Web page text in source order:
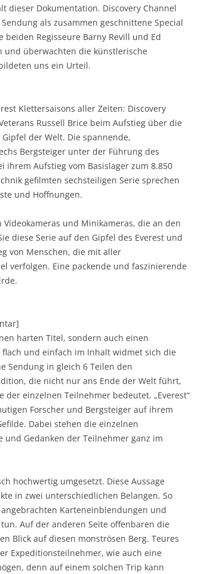
dieser Dokumentation. Discovery Channel
als zusammen geschnittene Special
beiden Regisseure Barny Revill und Ed
und überwachten die künstlerische
uns ein Urteil.
Klettersaisons aller Zeiten: Discovery
Russell Brice beim Aufstieg über die
der Welt. Die spannende,
Bergsteiger unter der Führung des
ihrem Aufstieg vom Basislager zum 8.850
gefilmten sechsteiligen Serie sprechen
und Hoffnungen.
und Minikameras, die an den
diese Serie auf den Gipfel des Everest und
von Menschen, die mit aller
verfolgen. Eine packende und faszinierende
harten Titel, sondern auch einen
und einfach im Inhalt widmet sich die
Sendung in gleich 6 Teilen den
die nicht nur ans Ende der Welt führt,
einzelnen Teilnehmer bedeutet. „Everest“
Forscher und Bergsteiger auf ihrem
Dabei stehen die einzelnen
Gedanken der Teilnehmer ganz im
hochwertig umgesetzt. Diese Aussage
in zwei unterschiedlichen Belangen. So
Karteneinblendungen und
Auf der anderen Seite offenbaren die
Blick auf diesen monströsen Berg. Teures
Expeditionsteilnehmer, wie auch eine
denn auf einem solchen Trip kann